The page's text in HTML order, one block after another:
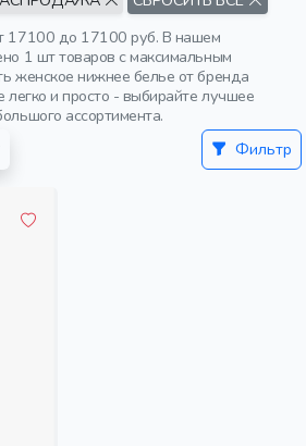
17100 до 17100 руб. В нашем
1 шт товаров с максимальным
женское нижнее белье от бренда
и просто - выбирайте лучшее
ассортимента.
Фильтр